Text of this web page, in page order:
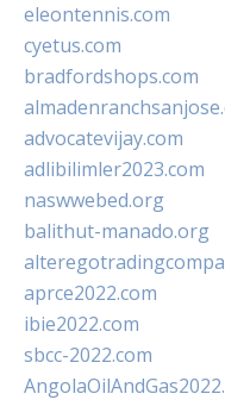
eleontennis.com
cyetus.com
bradfordshops.com
advocatevijay.com
adlibilimler2023.com
naswwebed.org
balithut-manado.org
aprce2022.com
ibie2022.com
sbcc-2022.com